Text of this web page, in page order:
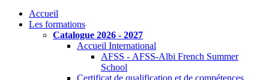
Accueil
Les formations
Catalogue 2026 - 2027
Accueil International
AFSS - AFSS-Albi French Summer
School
Certificat de qualification et de compétences